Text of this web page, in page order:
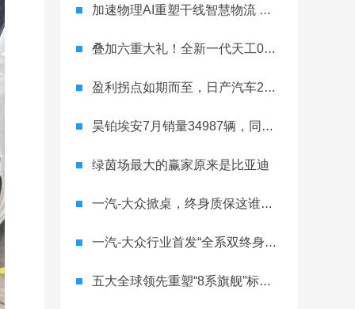
加速物理AI重塑干线智慧物流 智加科技战略合作图达通
叠加六重大礼！全新一代天工08 670 Max上市限时价17.99万元
盈利拐点如期而至，日产汽车26财年一季度财报释放稳健增长信号
昊铂埃安7月销量34987辆，同比增长31.74%，全新Ray系列蓄势待发
绿茵场最大的赢家原来是比亚迪
一汽-大众掀桌，终身质保这谁顶得住？
一汽-大众行业首发“全系双终身质保” 重树汽车服务新标杆
五大全球领先重塑“8系旗舰”标杆！神行者8首台量产车下线，8月10日预售